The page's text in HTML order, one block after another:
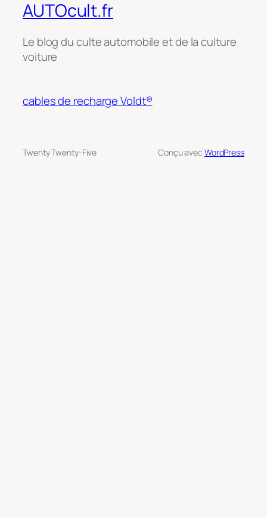
AUTOcult.fr
Le blog du culte automobile et de la culture
voiture
cables de recharge Voldt®
Twenty Twenty-Five Conçu avec WordPress